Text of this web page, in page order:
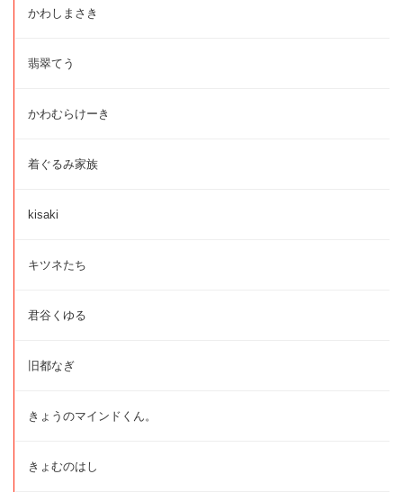
かわしまさき
翡翠てう
かわむらけーき
着ぐるみ家族
kisaki
キツネたち
君谷くゆる
旧都なぎ
きょうのマインドくん。
きょむのはし